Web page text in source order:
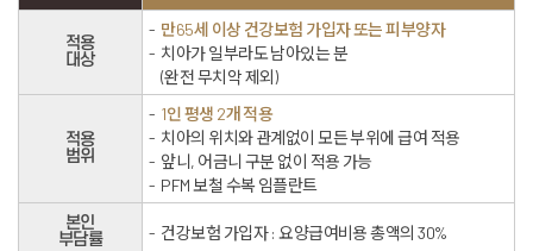
적용
대상
만65세 이상 건강보험 가입자 또는 피부양자
치아가 일부라도 남아있는 분
(완전 무치악 제외)
적용
범위
1인 평생 2개 적용
치아의 위치와 관계없이 모든 부위에 급여 적용
앞니, 어금니 구분 없이 적용 가능
PFM 보철 수복 임플란트
본인
부담률
건강보험 가입자 : 요양급여비용 총액의 30%